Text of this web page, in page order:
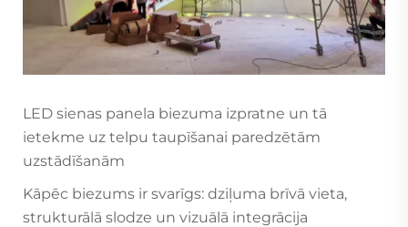
LED sienas panela biezuma izpratne un tā
ietekme uz telpu taupīšanai paredzētām
uzstādīšanām
Kāpēc biezums ir svarīgs: dziļuma brīvā vieta,
strukturālā slodze un vizuālā integrācija